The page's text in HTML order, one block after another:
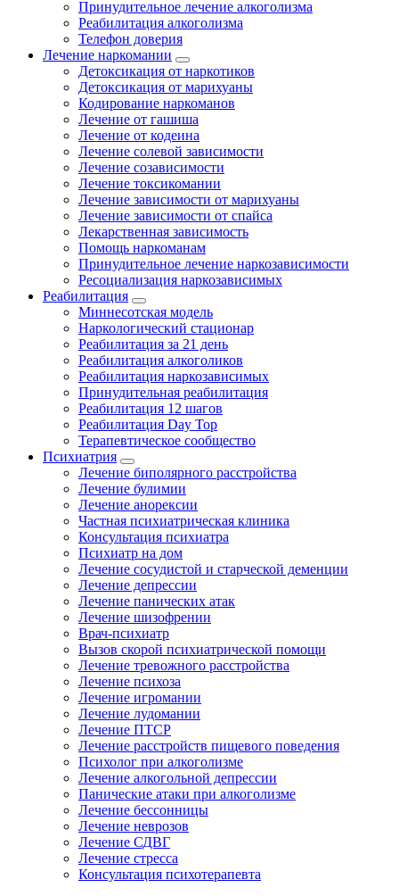
Принудительное лечение алкоголизма
Реабилитация алкоголизма
Телефон доверия
Лечение наркомании
Детоксикация от наркотиков
Детоксикация от марихуаны
Кодирование наркоманов
Лечение от гашиша
Лечение от кодеина
Лечение солевой зависимости
Лечение созависимости
Лечение токсикомании
Лечение зависимости от марихуаны
Лечение зависимости от спайса
Лекарственная зависимость
Помощь наркоманам
Принудительное лечение наркозависимости
Ресоциализация наркозависимых
Реабилитация
Миннесотская модель
Наркологический стационар
Реабилитация за 21 день
Реабилитация алкоголиков
Реабилитация наркозависимых
Принудительная реабилитация
Реабилитация 12 шагов
Реабилитация Day Top
Терапевтическое сообщество
Психиатрия
Лечение биполярного расстройства
Лечение булимии
Лечение анорексии
Частная психиатрическая клиника
Консультация психиатра
Психиатр на дом
Лечение сосудистой и старческой деменции
Лечение депрессии
Лечение панических атак
Лечение шизофрении
Врач-психиатр
Вызов скорой психиатрической помощи
Лечение тревожного расстройства
Лечение психоза
Лечение игромании
Лечение лудомании
Лечение ПТСР
Лечение расстройств пищевого поведения
Психолог при алкоголизме
Лечение алкогольной депрессии
Панические атаки при алкоголизме
Лечение бессонницы
Лечение неврозов
Лечение СДВГ
Лечение стресса
Консультация психотерапевта